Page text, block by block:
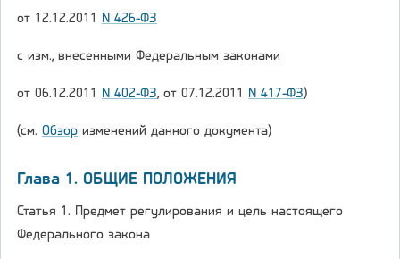
от 12.12.2011 N 426-ФЗ
с изм., внесенными Федеральным законами
от 06.12.2011 N 402-ФЗ, от 07.12.2011 N 417-ФЗ)
(см. Обзор изменений данного документа)
Глава 1. ОБЩИЕ ПОЛОЖЕНИЯ
Статья 1. Предмет регулирования и цель настоящего
Федерального закона